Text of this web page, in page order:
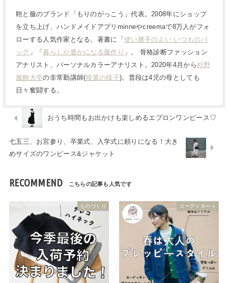
鞄と服のブランド「もりのがっこう」代表。2008年にショップ
を立ち上げ、ハンドメイドアプリminneやcreemaで8万人がフォ
ローする人気作家となる。著書に「 使い勝手のよい いつものバ
ッグ 」「暮らしが豊かになる服作り 」。 骨格診断ファッション
アナリスト、パーソナルカラーアナリスト。2020年4月から杉野
服飾大学の非常勤講師(授業の様子)。普段は4児の母としても
日々奮闘する。
おうち時間もお出かけも楽しめるエプロンワンピース♡
七五三、お宮参り、卒業式、入学式に頼りになる！大き
めサイズのワンピース&ジャケット
RECOMMEND
ものづくり コーディネート